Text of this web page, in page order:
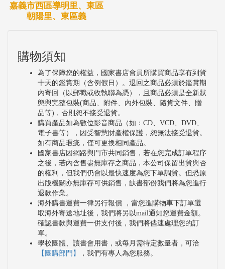
嘉義市西區導明里、東區
朝陽里、東區義
購物須知
為了保障您的權益，國家書店會員所購買商品享有到貨
十天的鑑賞期（含例假日）。退回之商品必須於鑑賞期
內寄回（以郵戳或收執聯為憑），且商品必須是全新狀
態與完整包裝(商品、附件、內外包裝、隨貨文件、贈
品等)，否則恕不接受退貨。
購買產品如為數位影音商品（如：CD、VCD、DVD、
電子書等），因受智慧財產權保護，恕無法接受退貨。
如有商品瑕疵，僅可更換相同產品。
國家書店因網路與門市共同銷售，若在您完成訂單程序
之後，若內含售盡無庫存之商品，本公司保留出貨與否
的權利，但我們仍會以最快速度為您下單調貨。但恐原
出版機關亦無庫存可供銷售，缺書部份我們將為您進行
退款作業。
海外購書運費一律另行報價 ，當您進購物車下訂單選
取海外寄送地址後，我們將另以mail通知您運費金額。
確認書款與運費一併支付後，我們將儘速處理您的訂
單。
學校團體、讀書會用書，或每月需特定數量者，可洽
【團購部門】
，我們有專人為您服務。